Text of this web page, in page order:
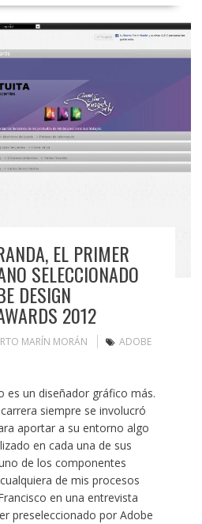
EL PRIMER
SELECCIONADO
DESIGN
2012
MARÍN MORÁN
ADOBE
es un diseñador gráfico más.
siempre se involucró
aportar a su entorno algo
en cada una de sus
de los componentes
de mis procesos
en una entrevista
preseleccionado por Adobe